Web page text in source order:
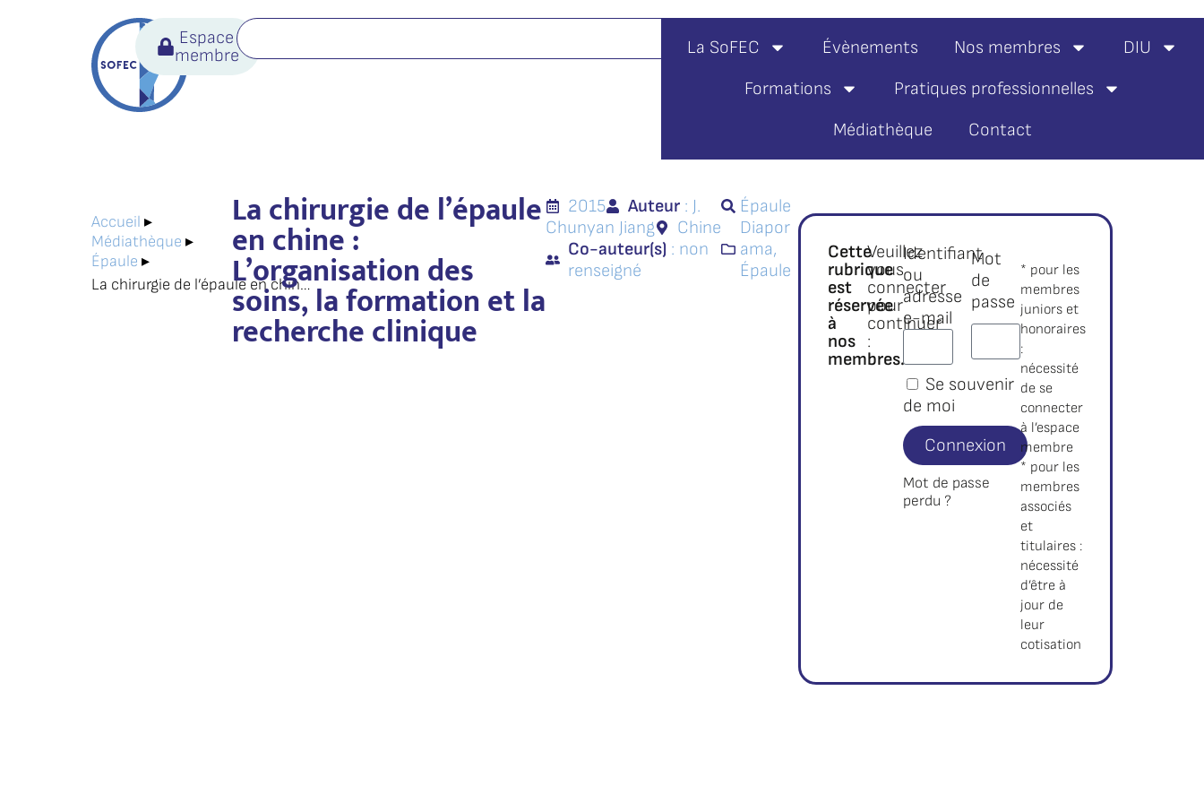
Espace
membre
La SoFEC Évènements Nos membres
DIU
Formations
Pratiques professionnelles
Médiathèque
Contact
Accueil ▸
Médiathèque ▸
Épaule ▸
La chirurgie de l’épaule en chine : L’organisation des soins, la formation et la recherche clinique
La chirurgie de l’épaule
en chine :
L’organisation des
soins, la formation et la
recherche clinique
2015 Auteur : J.
Chunyan Jiang
Chine
Co-auteur(s) : non
renseigné
Épaule
Diapor
ama,
Épaule
Cette
rubrique
est
réservée
à
nos
membres.*
Veuillez
vous
connecter
pour
continuer
:
Identifiant
ou
adresse
e-mail
Mot
de
passe
Se souvenir
de moi
Connexion
Mot de passe
perdu ?
* pour les
membres
juniors et
honoraires
:
nécessité
de se
connecter
à l’espace
membre
* pour les
membres
associés
et
titulaires :
nécessité
d’être à
jour de
leur
cotisation